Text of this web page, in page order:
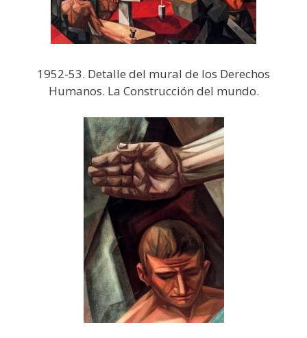
1952-53. Detalle del mural de los Derechos
Humanos. La Construcción del mundo.